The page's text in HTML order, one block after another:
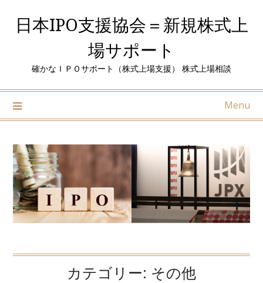
content
日本IPO支援協会＝新規株式上
場サポート
確かなＩＰＯサポート（株式上場支援） 株式上場相談
Menu
カテゴリー: その他